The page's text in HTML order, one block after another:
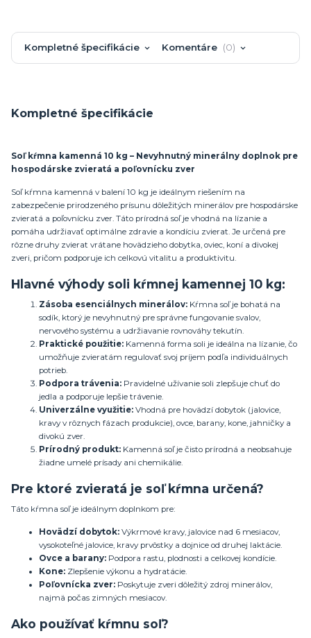
Kompletné špecifikácie Komentáre 0
Kompletné špecifikácie
Soľ kŕmna kamenná 10 kg – Nevyhnutný minerálny doplnok pre
hospodárske zvieratá a poľovnícku zver
Soľ kŕmna kamenná v balení 10 kg je ideálnym riešením na
zabezpečenie prirodzeného prísunu dôležitých minerálov pre hospodárske
zvieratá a poľovnícku zver. Táto prírodná soľ je vhodná na lízanie a
pomáha udržiavať optimálne zdravie a kondíciu zvierat. Je určená pre
rôzne druhy zvierat vrátane hovädzieho dobytka, oviec, koní a divokej
zveri, pričom podporuje ich celkovú vitalitu a produktivitu.
Hlavné výhody soli kŕmnej kamennej 10 kg:
Zásoba esenciálnych minerálov: Kŕmna soľ je bohatá na
sodík, ktorý je nevyhnutný pre správne fungovanie svalov,
nervového systému a udržiavanie rovnováhy tekutín.
Praktické použitie: Kamenná forma soli je ideálna na lízanie, čo
umožňuje zvieratám regulovať svoj príjem podľa individuálnych
potrieb.
Podpora trávenia: Pravidelné užívanie soli zlepšuje chuť do
jedla a podporuje lepšie trávenie.
Univerzálne využitie: Vhodná pre hovädzí dobytok (jalovice,
kravy v rôznych fázach produkcie), ovce, barany, kone, jahničky a
divokú zver.
Prírodný produkt: Kamenná soľ je čisto prírodná a neobsahuje
žiadne umelé prísady ani chemikálie.
Pre ktoré zvieratá je soľ kŕmna určená?
Táto kŕmna soľ je ideálnym doplnkom pre:
Hovädzí dobytok: Výkrmové kravy, jalovice nad 6 mesiacov,
vysokoteľné jalovice, kravy prvôstky a dojnice od druhej laktácie.
Ovce a barany: Podpora rastu, plodnosti a celkovej kondície.
Kone: Zlepšenie výkonu a hydratácie.
Poľovnícka zver: Poskytuje zveri dôležitý zdroj minerálov,
najmä počas zimných mesiacov.
Ako používať kŕmnu soľ?